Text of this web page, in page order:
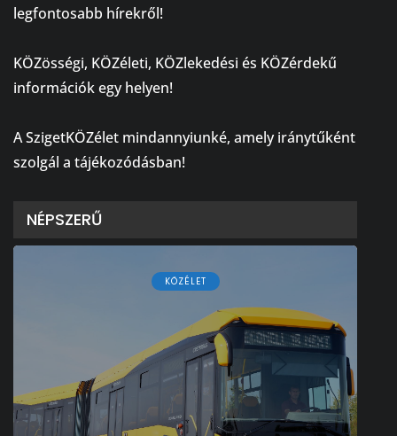
legfontosabb hírekről!
KÖZösségi, KÖZéleti, KÖZlekedési és KÖZérdekű
információk egy helyen!
A SzigetKÖZélet mindannyiunké, amely iránytűként
szolgál a tájékozódásban!
NÉPSZERŰ
KÖZÉLET